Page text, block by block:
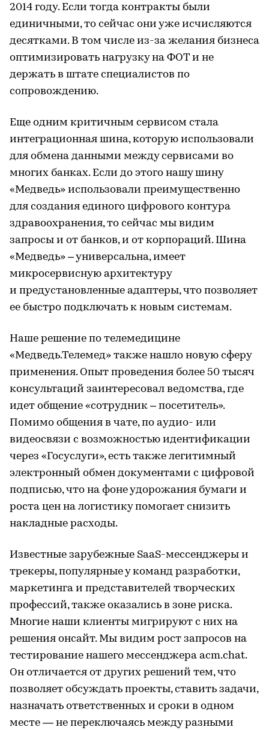
2014 году. Если тогда контракты были
единичными, то сейчас они уже исчисляются
десятками. В том числе из-за желания бизнеса
оптимизировать нагрузку на ФОТ и не
держать в штате специалистов по
сопровождению.
Еще одним критичным сервисом стала
интеграционная шина, которую использовали
для обмена данными между сервисами во
многих банках. Если до этого нашу шину
«Медведь» использовали преимущественно
для создания единого цифрового контура
здравоохранения, то сейчас мы видим
запросы и от банков, и от корпораций. Шина
«Медведь» – универсальна, имеет
микросервисную архитектуру
и предустановленные адаптеры, что позволяет
ее быстро подключать к новым системам.
Наше решение по телемедицине
«Медведь.Телемед» также нашло новую сферу
применения. Опыт проведения более 50 тысяч
консультаций заинтересовал ведомства, где
идет общение «сотрудник – посетитель».
Помимо общения в чате, по аудио- или
видеосвязи с возможностью идентификации
через «Госуслуги», есть также легитимный
электронный обмен документами с цифровой
подписью, что на фоне удорожания бумаги и
роста цен на логистику помогает снизить
накладные расходы.
Известные зарубежные SaaS-мессенджеры и
трекеры, популярные у команд разработки,
маркетинга и представителей творческих
профессий, также оказались в зоне риска.
Многие наши клиенты мигрируют с них на
решения онсайт. Мы видим рост запросов на
тестирование нашего мессенджера acm.chat.
Он отличается от других решений тем, что
позволяет обсуждать проекты, ставить задачи,
назначать ответственных и сроки в одном
месте — не переключаясь между разными